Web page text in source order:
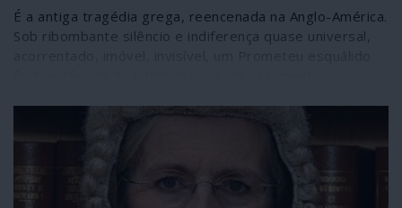
É a antiga tragédia grega, reencenada na Anglo-América.
Sob ribombante silêncio e indiferença quase universal,